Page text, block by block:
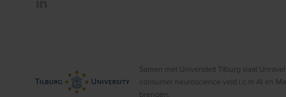
Samen met Universiteit Tilburg slaat
consumer neuroscience veld i.c.m AI en
brengen.